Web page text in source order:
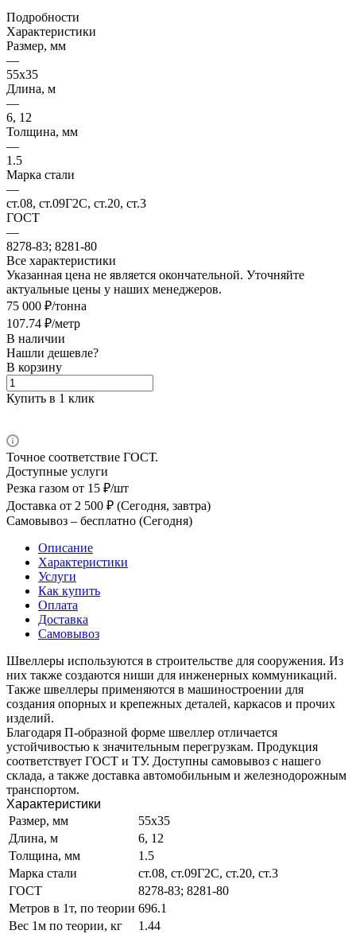
Подробности
Характеристики
Размер, мм
—
55х35
Длина, м
—
6, 12
Толщина, мм
—
1.5
Марка стали
—
ст.08, ст.09Г2С, ст.20, ст.3
ГОСТ
—
8278-83; 8281-80
Все характеристики
Указанная цена не является окончательной. Уточняйте
актуальные цены у наших менеджеров.
75 000 ₽/тонна
107.74 ₽/метр
В наличии
Нашли дешевле?
В корзину
Купить в 1 клик
Точное соответствие ГОСТ.
Доступные услуги
Резка газом от 15 ₽/шт
Доставка от 2 500 ₽ (Сегодня, завтра)
Самовывоз – бесплатно (Сегодня)
Описание
Характеристики
Услуги
Как купить
Оплата
Доставка
Самовывоз
Швеллеры используются в строительстве для сооружения. Из
них также создаются ниши для инженерных коммуникаций.
Также швеллеры применяются в машиностроении для
создания опорных и крепежных деталей, каркасов и прочих
изделий.
Благодаря П-образной форме швеллер отличается
устойчивостью к значительным перегрузкам. Продукция
соответствует ГОСТ и ТУ. Доступны самовывоз с нашего
склада, а также доставка автомобильным и железнодорожным
транспортом.
Характеристики
Размер, мм
55х35
Длина, м
6, 12
Толщина, мм
1.5
Марка стали
ст.08, ст.09Г2С, ст.20, ст.3
ГОСТ
8278-83; 8281-80
Метров в 1т, по теории 696.1
Вес 1м по теории, кг
1.44